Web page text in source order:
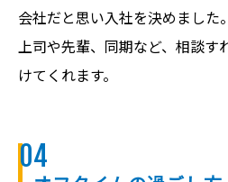
会社だと思い入社を決めました。
上司や先輩、同期など、相談す
けてくれます。
04